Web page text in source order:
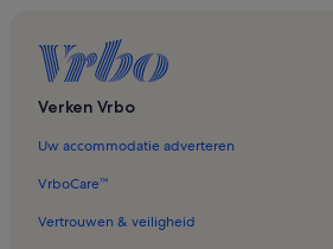
Vakantiehuizen in Playa Estaca
Vakantiehuizen in Internationaal
Vakantiehuizen in Yelapa
Vakantiehuizen in Alta Vista
Vakantiehuizen in El Remance
Vakantiehuizen in Díaz Ordaz
Verken Vrbo
Uw accommodatie adverteren
VrboCare™
Vertrouwen & veiligheid